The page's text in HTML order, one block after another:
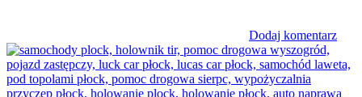
Dodaj komentarz